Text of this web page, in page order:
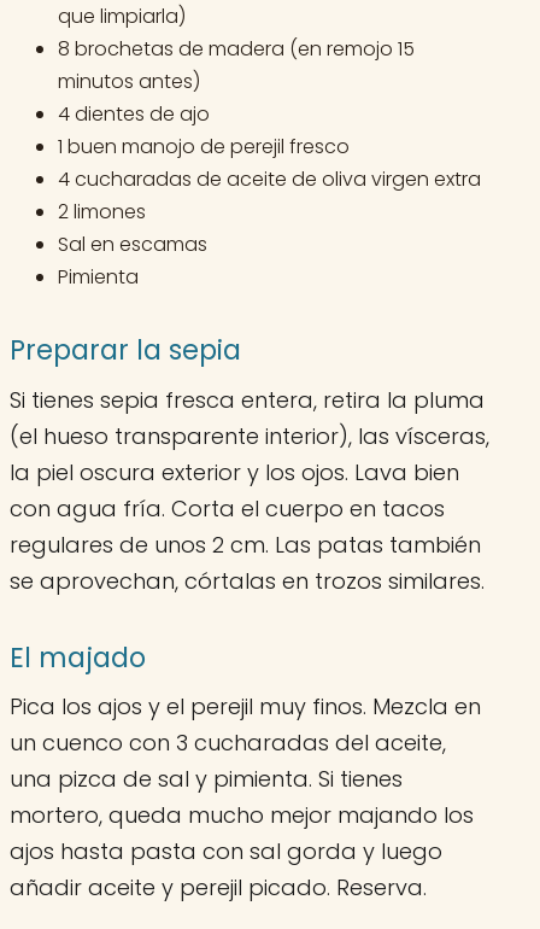
que limpiarla)
8 brochetas de madera (en remojo 15
minutos antes)
4 dientes de ajo
1 buen manojo de perejil fresco
4 cucharadas de aceite de oliva virgen extra
2 limones
Sal en escamas
Pimienta
Preparar la sepia
Si tienes sepia fresca entera, retira la pluma
(el hueso transparente interior), las vísceras,
la piel oscura exterior y los ojos. Lava bien
con agua fría. Corta el cuerpo en tacos
regulares de unos 2 cm. Las patas también
se aprovechan, córtalas en trozos similares.
El majado
Pica los ajos y el perejil muy finos. Mezcla en
un cuenco con 3 cucharadas del aceite,
una pizca de sal y pimienta. Si tienes
mortero, queda mucho mejor majando los
ajos hasta pasta con sal gorda y luego
añadir aceite y perejil picado. Reserva.